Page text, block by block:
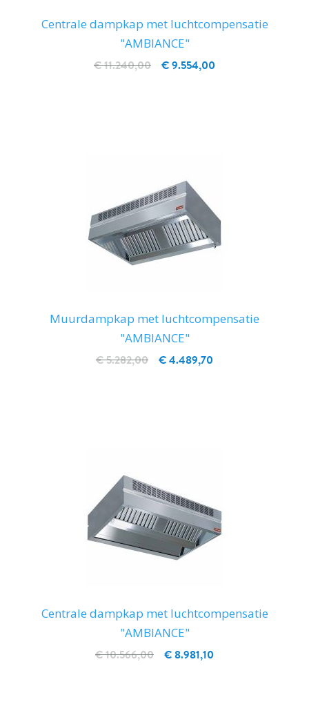
Centrale dampkap met luchtcompensatie
"AMBIANCE"
€ 9.554,00
€ 11.240,00
Muurdampkap met luchtcompensatie
"AMBIANCE"
€ 4.489,70
€ 5.282,00
Centrale dampkap met luchtcompensatie
"AMBIANCE"
€ 8.981,10
€ 10.566,00